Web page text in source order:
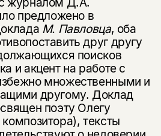
предложено в
М. Павловца, оба
друг другу
поисков
и акцент на работе с
множественными и
другому. Доклад
поэту Олегу
тексты
Политикой конфиденциальности
Политикой конфиденциальности
для
18 лет?
да
назад